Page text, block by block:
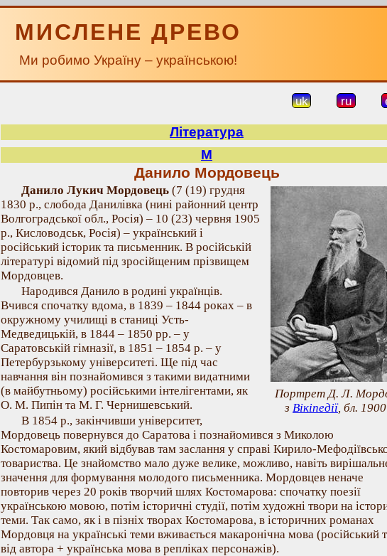
МИСЛЕНЕ ДРЕВО
Ми робимо Україну – українською!
uk ru
Література
М
Данило Мордовець
Портрет Д. Л.
з Вікіпедії, бл.
Данило Лукич Мордовець (7 (19) грудня
1830 р., слобода Данилівка (нині районний центр
Волгоградської обл., Росія) – 10 (23) червня 1905
р., Кисловодськ, Росія) – український і
російський історик та письменник. В російській
літературі відомий під зросійщеним прізвищем
Мордовцев.
Народився Данило в родині українців.
Вчився спочатку вдома, в 1839 – 1844 роках – в
окружному училищі в станиці Усть-
Медведицькій, в 1844 – 1850 рр. – у
Саратовській гімназії, в 1851 – 1854 р. – у
Петербурзькому університеті. Ще під час
навчання він познайомився з такими видатними
(в майбутньому) російськими інтелігентами, як
О. М. Пипін та М. Г. Чернишевський.
В 1854 р., закінчивши університет,
Мордовець повернувся до Саратова і познайомився з Миколою
Костомаровим, який відбував там заслання у справі Кирило-
товариства. Це знайомство мало дуже велике, можливо, навіть
значення для формування молодого письменника. Мордовцев неначе
повторив через 20 років творчий шлях Костомарова: спочатку поезії
українською мовою, потім історичні студії, потім художні твори на
теми. Так само, як і в пізніх творах Костомарова, в історичних романах
Мордовця на українські теми вживається макаронічна мова (російський
від автора + українська мова в репліках персонажів).